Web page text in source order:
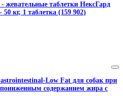
жевательные таблетки НексГард
кг, 1 таблетка (159 902)
Low Fat для собак при
содержанием жира с